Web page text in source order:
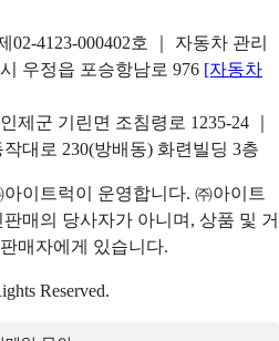
4123-000402호 ｜ 자동차 관리
우정읍 포승항남로 976 [자동차
제군 기린면 조침령로 1235-24 ｜
대로 230(방배동) 화련빌딩 3층
이트럭이 운영합니다. ㈜아이트
매의 당사자가 아니며, 상품 및 거
매자에게 있습니다.
Reserved.